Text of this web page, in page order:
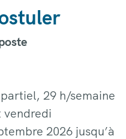
29 h/semaine
2026 jusqu’à